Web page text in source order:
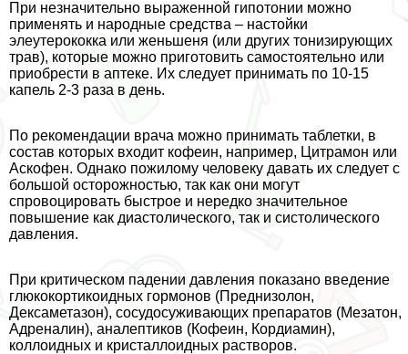
При незначительно выраженной гипотонии можно
применять и народные средства – настойки
элеутерококка или женьшеня (или других тонизирующих
трав), которые можно приготовить самостоятельно или
приобрести в аптеке. Их следует принимать по 10-15
капель 2-3 раза в день.
По рекомендации врача можно принимать таблетки, в
состав которых входит кофеин, например, Цитрамон или
Аскофен. Однако пожилому человеку давать их следует с
большой осторожностью, так как они могут
спровоцировать быстрое и нередко значительное
повышение как диастолического, так и систолического
давления.
При критическом падении давления показано введение
глюкокортикоидных гормонов (Преднизолон,
Дексаметазон), сосудосуживающих препаратов (Мезатон,
Адреналин), аналептиков (Кофеин, Кордиамин),
коллоидных и кристаллоидных растворов.